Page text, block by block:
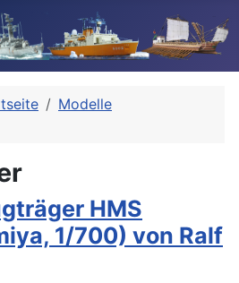
Modelle
HMS
1/700) von Ralf